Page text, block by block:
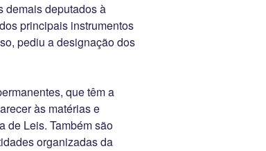
demais deputados à
principais instrumentos
pediu a designação dos
que têm a
às matérias e
de Leis. Também são
organizadas da